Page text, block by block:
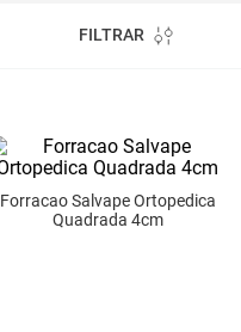
FILTRAR
Forracao Salvape Ortopedica
Quadrada 4cm